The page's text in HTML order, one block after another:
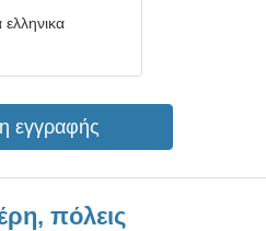
ελληνικα
εγγραφής
πόλεις